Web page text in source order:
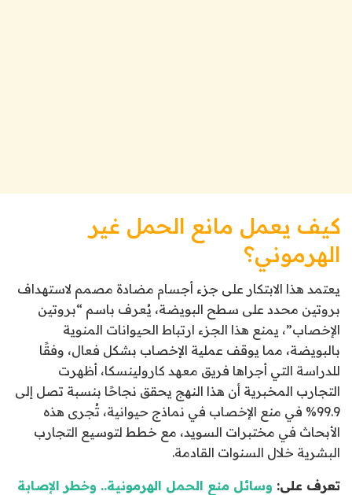
كيف يعمل مانع الحمل غير
الهرموني؟
يعتمد هذا الابتكار على جزء أجسام مضادة مصمم لاستهداف
بروتين محدد على سطح البويضة، يُعرف باسم “بروتين
الإخصاب”، يمنع هذا الجزء ارتباط الحيوانات المنوية
بالبويضة، مما يوقف عملية الإخصاب بشكل فعال، وفقًا
للدراسة التي أجراها فريق معهد كارولينسكا، أظهرت
التجارب المخبرية أن هذا النهج يحقق نجاحًا بنسبة تصل إلى
99.9% في منع الإخصاب في نماذج حيوانية، تُجرى هذه
الأبحاث في مختبرات السويد، مع خطط لتوسيع التجارب
البشرية خلال السنوات القادمة.
تعرف على: وسائل منع الحمل الهرمونية.. وخطر الإصابة